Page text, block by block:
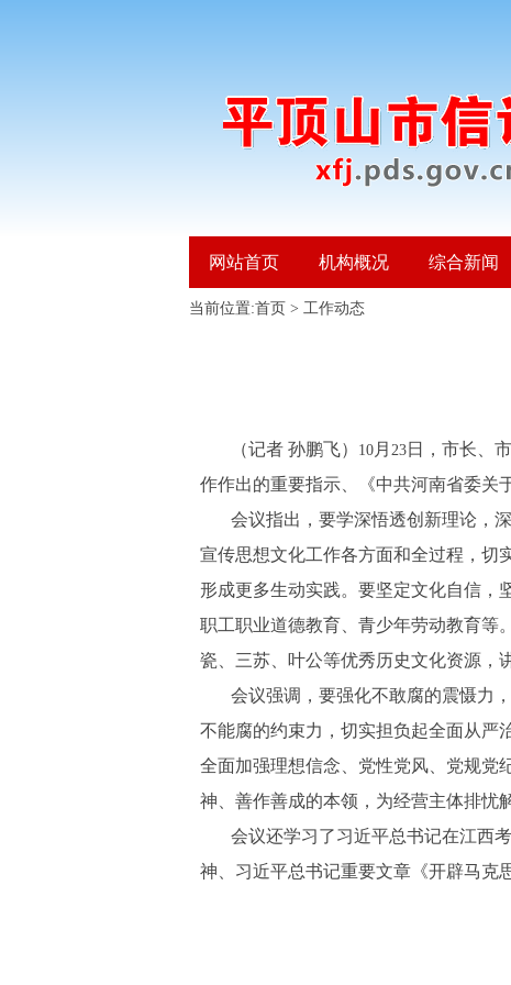
网站首页 机构概况 综合新闻
当前位置:首页 > 工作动态
（记者 孙鹏飞） 10 月 23 日，市长、
作作出的重要指示、《中共河南省委关
会议指出，要学深悟透创新理论，
宣传思想文化工作各方面和全过程，切
形成更多生动实践。要坚定文化自信，
职工职业道德教育、青少年劳动教育等
瓷、三苏、叶公等优秀历史文化资源，
会议强调，要强化不敢腐的震慑力
不能腐的约束力，切实担负起全面从严
全面加强理想信念、党性党风、党规党
神、善作善成的本领，为经营主体排忧
会议还学习了习近平总书记在江西
神、习近平总书记重要文章《开辟马克